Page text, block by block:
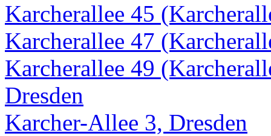
Karcherallee 45
Karcherallee 47
Karcherallee 49
Dresden
Karcher-Allee 3, Dresden